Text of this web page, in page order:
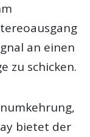
an einen
zu schicken.
bietet der